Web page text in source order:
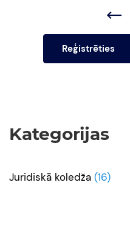
Reģistrēties
Kategorijas
Juridiskā koledža (16)